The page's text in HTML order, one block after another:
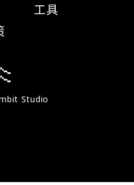
工具
Studio